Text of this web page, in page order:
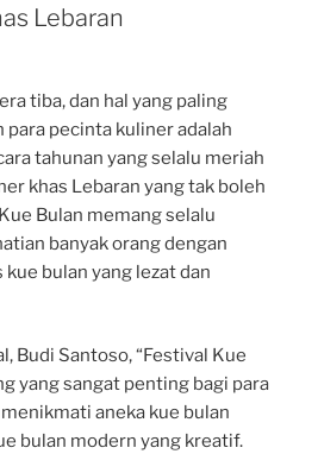
Lebaran
tiba, dan hal yang paling
pecinta kuliner adalah
tahunan yang selalu meriah
khas Lebaran yang tak boleh
Bulan memang selalu
banyak orang dengan
bulan yang lezat dan
Budi Santoso, “Festival Kue
yang sangat penting bagi para
aneka kue bulan
bulan modern yang kreatif.